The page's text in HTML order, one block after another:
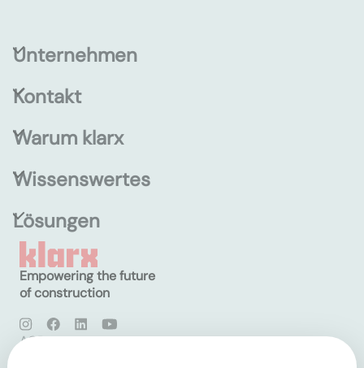
Unternehmen
Kontakt
Warum klarx
Wissenswertes
Lösungen
Empowering the future
of construction
AGB